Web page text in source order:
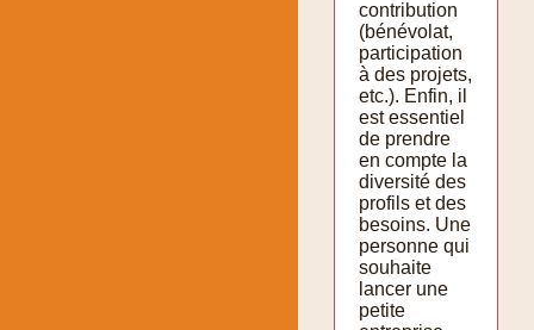
contribution
(bénévolat,
participation
à des projets,
etc.). Enfin, il
est essentiel
de prendre
en compte la
diversité des
profils et des
besoins. Une
personne qui
souhaite
lancer une
petite